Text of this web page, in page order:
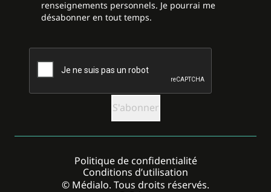
renseignements personnels. Je pourrai me
désabonner en tout temps.
CAPTCHA
© Médialo. Tous droits réservés.
Politique de confidentialité
Conditions d’utilisation